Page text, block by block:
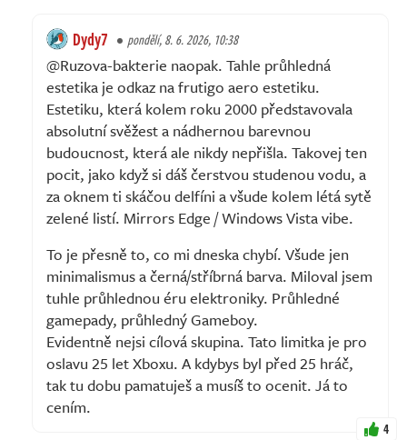
Dydy7 pondělí, 8. 6. 2026, 10:38
@Ruzova-bakterie naopak. Tahle průhledná
estetika je odkaz na frutigo aero estetiku.
Estetiku, která kolem roku 2000 představovala
absolutní svěžest a nádhernou barevnou
budoucnost, která ale nikdy nepřišla. Takovej ten
pocit, jako když si dáš čerstvou studenou vodu, a
za oknem ti skáčou delfíni a všude kolem létá sytě
zelené listí. Mirrors Edge / Windows Vista vibe.
To je přesně to, co mi dneska chybí. Všude jen
minimalismus a černá/stříbrná barva. Miloval jsem
tuhle průhlednou éru elektroniky. Průhledné
gamepady, průhledný Gameboy.
Evidentně nejsi cílová skupina. Tato limitka je pro
oslavu 25 let Xboxu. A kdybys byl před 25 hráč,
tak tu dobu pamatuješ a musíš to ocenit. Já to
cením.
4